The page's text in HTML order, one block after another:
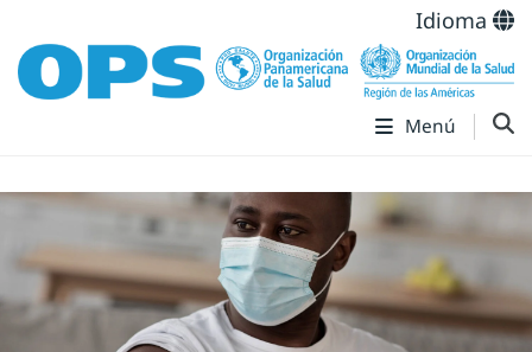
Idioma
Menú